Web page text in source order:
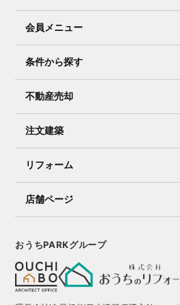
会員メニュー
条件から探す
不動産売却
注文建築
リフォーム
店舗ページ
おうちPARKグループ